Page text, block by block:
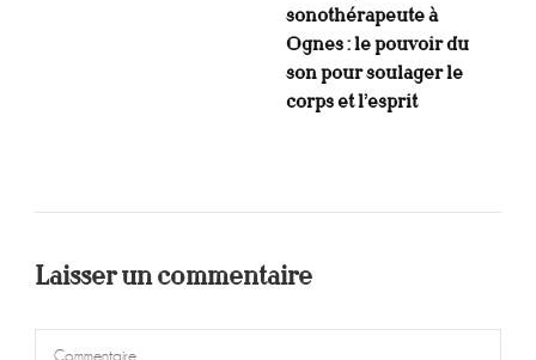
sonothérapeute à
Ognes : le pouvoir du
son pour soulager le
corps et l’esprit
Laisser un commentaire